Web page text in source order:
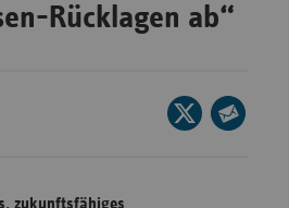
Rücklagen ab“
Seite
auf
zukunftsfähiges